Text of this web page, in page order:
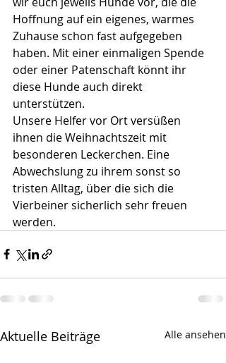
Hoffnung auf ein eigenes, warmes
Zuhause schon fast aufgegeben
haben. Mit einer einmaligen Spende
oder einer Patenschaft könnt ihr
diese Hunde auch direkt
unterstützen.
Unsere Helfer vor Ort versüßen
ihnen die Weihnachtszeit mit
besonderen Leckerchen. Eine
Abwechslung zu ihrem sonst so
tristen Alltag, über die sich die
Vierbeiner sicherlich sehr freuen
werden.
Aktuelle Beiträge Alle ansehen